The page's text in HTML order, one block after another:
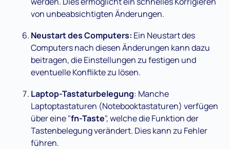
von unbeabsichtigten Änderungen.
Neustart des Computers: Ein Neustart des
Computers nach diesen Änderungen kann dazu
beitragen, die Einstellungen zu festigen und
eventuelle Konflikte zu lösen.
Laptop-Tastaturbelegung: Manche
Laptoptastaturen (Notebooktastaturen) verfügen
über eine "fn-Taste", welche die Funktion der
Tastenbelegung verändert. Dies kann zu Fehler
führen.